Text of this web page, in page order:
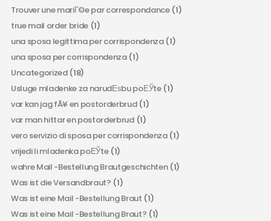
Trouver une mariГ©e par correspondance(1)
true mail order bride (1)
una sposa legittima per corrispondenza(1)
una sposa per corrispondenza(1)
Uncategorized(18)
Usluge mladenke za narudЕѕbu poЕЎte(1)
var kan jag fÃ¥ en postorderbrud(1)
var man hittar en postorderbrud(1)
vero servizio di sposa per corrispondenza(1)
vrijedi li mladenka poЕЎte(1)
wahre Mail -Bestellung Brautgeschichten(1)
Was ist die Versandbraut? (1)
Was ist eine Mail -Bestellung Braut (1)
Was ist eine Mail -Bestellung Braut? (1)